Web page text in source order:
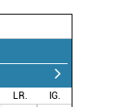
LR.
IG.